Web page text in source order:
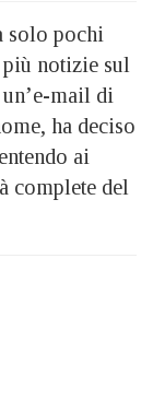
solo pochi
notizie sul
mail di
ha deciso
ai
complete del